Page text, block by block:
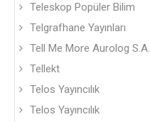
Teleskop Popüler Bilim
Telgrafhane Yayınları
Tell Me More Aurolog S.A.
Tellekt
Telos Yayıncılık
Telos Yayıncılık